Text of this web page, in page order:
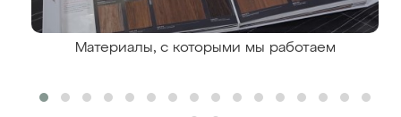
Материалы, с которыми мы работаем